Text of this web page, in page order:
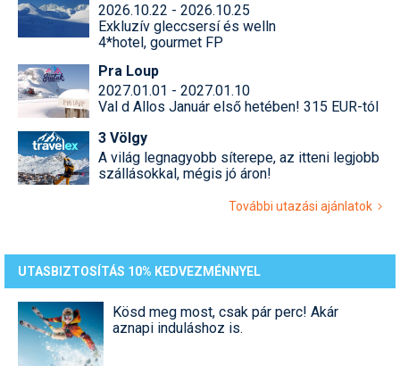
2026.10.22 - 2026.10.25
Exkluzív gleccsersí és welln
4*hotel, gourmet FP
Pra Loup
2027.01.01 - 2027.01.10
Val d Allos Január első hetében! 315 EUR-tól
3 Völgy
A világ legnagyobb síterepe, az itteni legjobb
szállásokkal, mégis jó áron!
További utazási ajánlatok
UTASBIZTOSÍTÁS 10% KEDVEZMÉNNYEL
Kösd meg most, csak pár perc! Akár
aznapi induláshoz is.